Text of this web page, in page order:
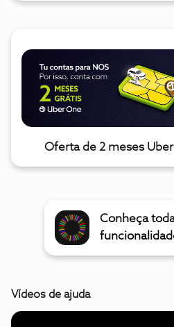
Oferta de 2 meses
Conheça
Vídeos de ajuda